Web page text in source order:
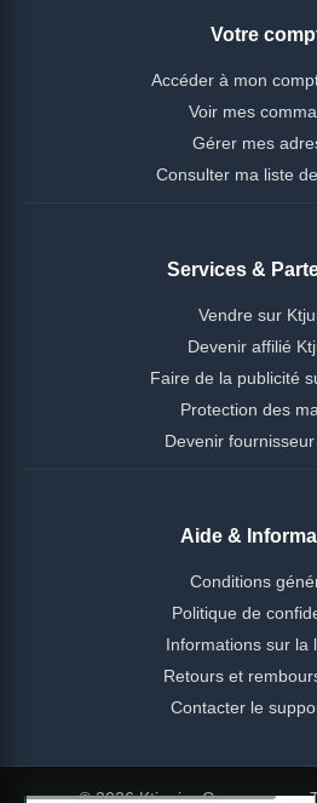
Votre
Accéder à mon
Voir mes
Gérer mes
Consulter ma liste
Services &
Vendre sur
Devenir affilié
Faire de la publicité
Protection des
Devenir
Aide &
Conditions
Politique de
Informations sur la
Retours et
Contacter le
© 2026 Ktjunior Cameroun —